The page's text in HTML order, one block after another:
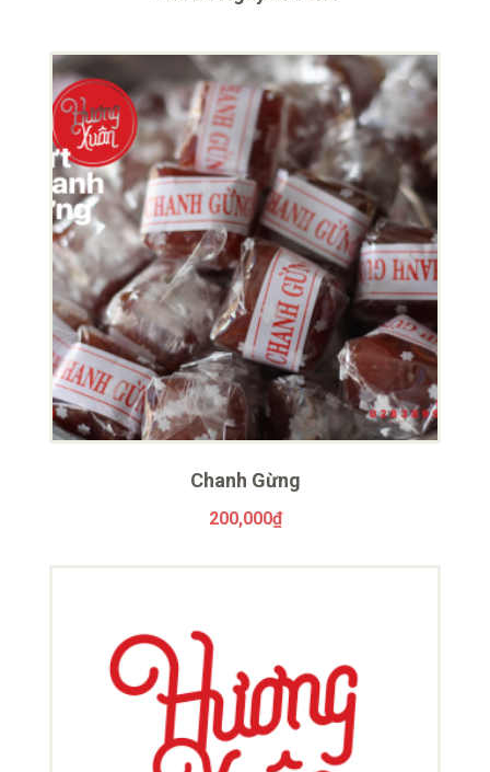
Chanh Gừng
200,000₫